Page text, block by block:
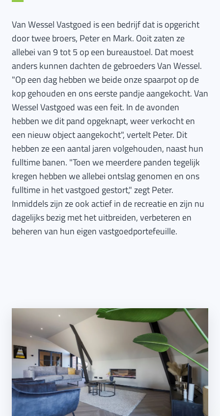
Van Wessel Vastgoed is een bedrijf dat is opgericht
door twee broers, Peter en Mark. Ooit zaten ze
allebei van 9 tot 5 op een bureaustoel. Datmoest
anders kunnen dachten de gebroeders Van Wessel.
"Op een dag hebben we beide onze spaarpot op de
kop gehouden en ons eerste pandje aangekocht. Van
Wessel Vastgoed was een feit. In de avonden
hebben we dit pand opgeknapt, weer verkocht en
een nieuw object aangekocht", vertelt Peter. Dit
hebben ze eenaantal jaren volgehouden, naast hun
fulltimebanen. "Toen we meerdere panden tegelijk
kregen hebben we allebei ontslag genomen en ons
fulltimein het vastgoed gestort," zegt Peter.
Inmiddels zijn ze ook actief in de recreatie en zijn nu
dagelijks bezig met het uitbreiden, verbeteren en
beheren van hun eigen vastgoedportefeuille.